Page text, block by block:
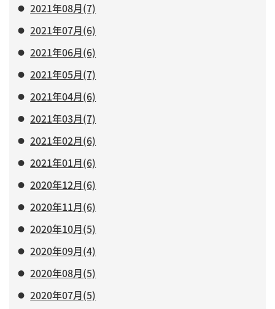
2021年08月(7)
2021年07月(6)
2021年06月(6)
2021年05月(7)
2021年04月(6)
2021年03月(7)
2021年02月(6)
2021年01月(6)
2020年12月(6)
2020年11月(6)
2020年10月(5)
2020年09月(4)
2020年08月(5)
2020年07月(5)